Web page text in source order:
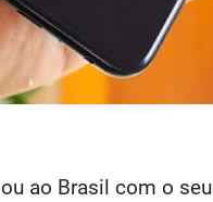
ao Brasil com o seu